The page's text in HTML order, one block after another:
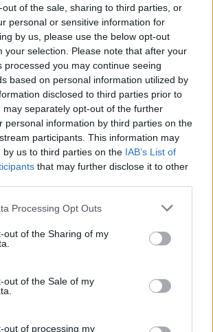
out of the sale, sharing to third parties, or
personal or sensitive information for
by us, please use the below opt-out
your selection. Please note that after your
processed you may continue seeing
based on personal information utilized by
disclosed to third parties prior to
may separately opt-out of the further
personal information by third parties on the
participants. This information may
by us to third parties on the IAB’s List of
that may further disclose it to other
Processing Opt Outs
out of the Sharing of my
out of the Sale of my
out of processing my
ΚΑΤΗΓΟΡΙΑ
για τα
και χορός στη
από τον
Σταυρό και την
έκθεση
της
χθες
Μυτιλήνης